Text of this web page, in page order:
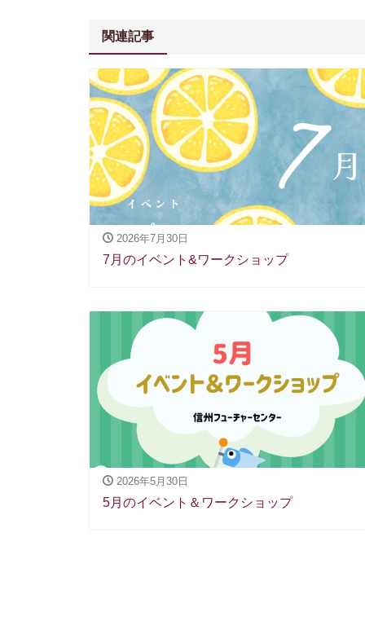
関連記事
2026年7月30日
7月のイベント&ワークショップ
2026年5月30日
5月のイベント＆ワークショップ